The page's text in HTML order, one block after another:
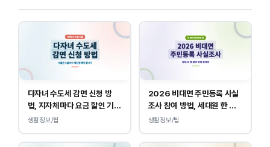
다자녀 수도세 감면 신청 방
법, 지자체마다 요금 할인 기준
이 다릅니다.
생활정보/팁
2026 비대면 주민등록 사실
조사 참여 방법, 세대원 한 명
만 하면 됩니다.
생활정보/팁